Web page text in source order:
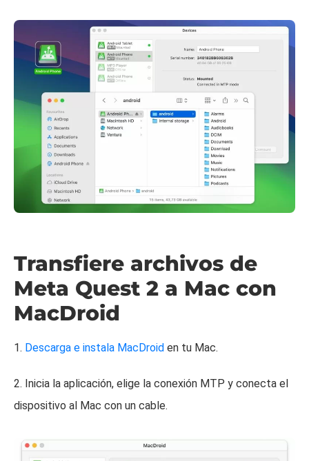
Transfiere archivos de
Meta Quest 2 a Mac con
MacDroid
1. Descarga e instala MacDroid en tu Mac.
2. Inicia la aplicación, elige la conexión MTP y conecta el
dispositivo al Mac con un cable.